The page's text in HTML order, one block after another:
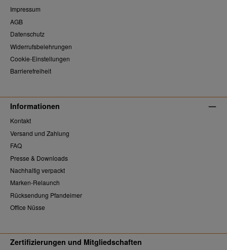
Impressum
AGB
Datenschutz
Widerrufsbelehrungen
Cookie-Einstellungen
Barrierefreiheit
Informationen
Kontakt
Versand und Zahlung
FAQ
Presse & Downloads
Nachhaltig verpackt
Marken-Relaunch
Rücksendung Pfandeimer
Office Nüsse
Zertifizierungen und Mitgliedschaften